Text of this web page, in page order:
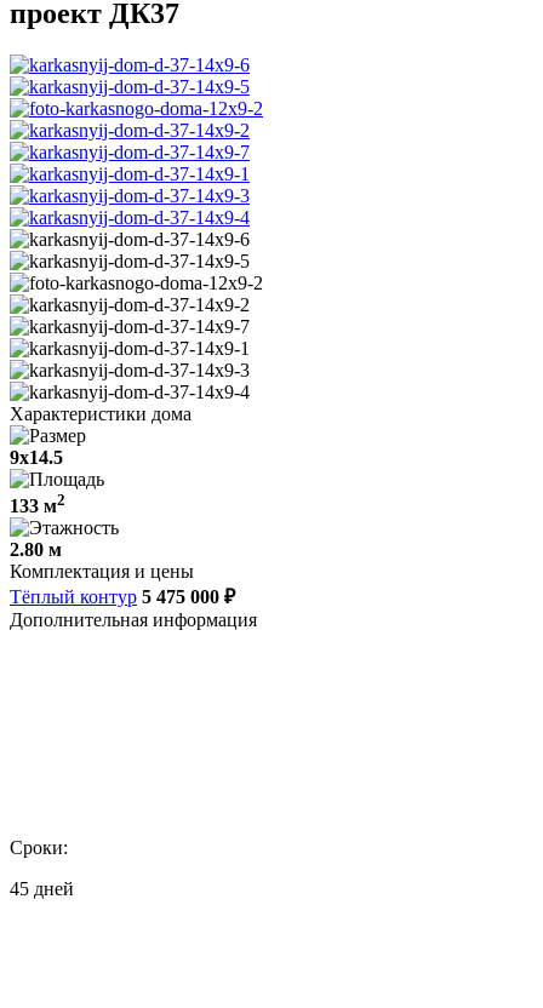
проект ДК37
Характеристики дома
9х14.5
133 м2
2.80 м
Комплектация и цены
Тёплый контур 5 475 000 ₽
Дополнительная информация
Сроки:
45 дней